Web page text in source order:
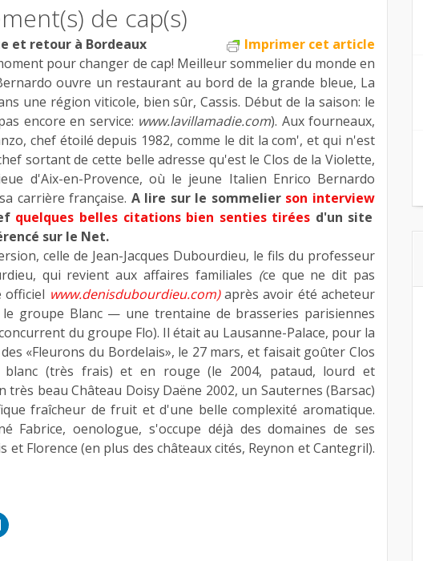
de cap(s)
Imprimer cet article
et retour à Bordeaux
pour changer de cap! Meilleur sommelier du monde en
ouvre un restaurant au bord de la grande bleue, La
une région viticole, bien sûr, Cassis. Début de la saison: le
encore en service: www.lavillamadie.com). Aux fourneaux,
chef étoilé depuis 1982, comme le dit la com', et qui n'est
sortant de cette belle adresse qu'est le Clos de la Violette,
d'Aix-en-Provence, où le jeune Italien Enrico Bernardo
carrière française. A lire sur le sommelier son interview
quelques belles citations bien senties tirées d'un site
sur le Net.
celle de Jean-Jacques Dubourdieu, le fils du professeur
qui revient aux affaires familiales (ce que ne dit pas
officiel www.denisdubourdieu.com)après avoir été acheteur
groupe Blanc — une trentaine de brasseries parisiennes
du groupe Flo). Il était au Lausanne-Palace, pour la
«Fleurons du Bordelais», le 27 mars, et faisait goûter Clos
blanc (très frais) et en rouge (le 2004, pataud, lourd et
très beau Château Doisy Daëne 2002, un Sauternes (Barsac)
fraîcheur de fruit et d'une belle complexité aromatique.
Fabrice, oenologue, s'occupe déjà des domaines de ses
et Florence (en plus des châteaux cités, Reynon et Cantegril).
Cliquez
pour